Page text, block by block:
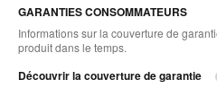
GARANTIES CONSOMMATEURS
Informations sur la couverture de
produit dans le temps.
Découvrir la couverture de garantie